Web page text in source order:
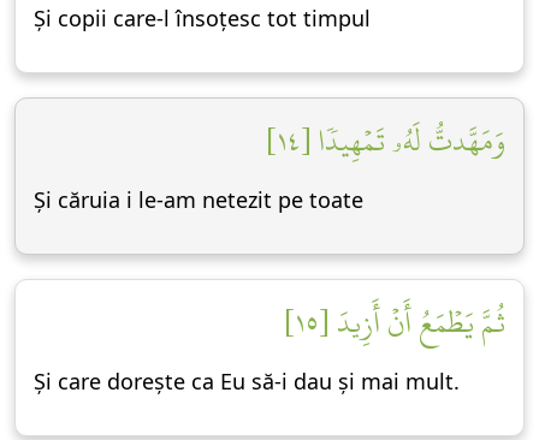
Și copii care-l însoțesc tot timpul
وَمَهَّدتُّ لَهُۥ تَمۡهِيدٗا [١٤]
Și căruia i le-am netezit pe toate
ثُمَّ يَطۡمَعُ أَنۡ أَزِيدَ [١٥]
Și care dorește ca Eu să-i dau și mai mult.